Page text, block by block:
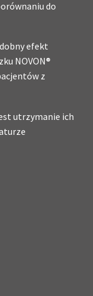
do
efekt
NOVON®
z
utrzymanie ich